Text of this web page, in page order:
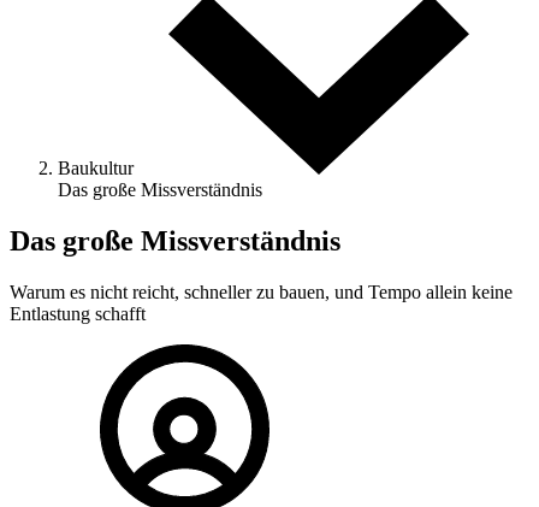
Baukultur
Das große Missverständnis
Das große Missverständnis
Warum es nicht reicht, schneller zu bauen, und Tempo allein keine
Entlastung schafft